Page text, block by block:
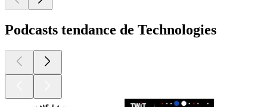
Podcasts tendance de Technologies